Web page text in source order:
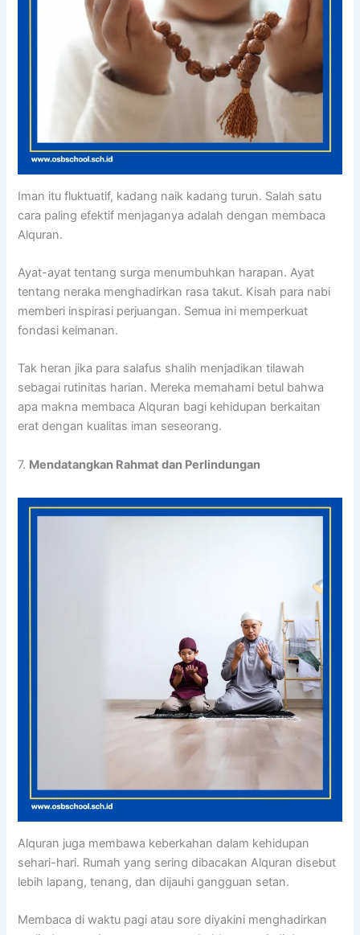
Iman itu fluktuatif, kadang naik kadang turun. Salah satu
cara paling efektif menjaganya adalah dengan membaca
Alquran.
Ayat-ayat tentang surga menumbuhkan harapan. Ayat
tentang neraka menghadirkan rasa takut. Kisah para nabi
memberi inspirasi perjuangan. Semua ini memperkuat
fondasi keimanan.
Tak heran jika para salafus shalih menjadikan tilawah
sebagai rutinitas harian. Mereka memahami betul bahwa
apa makna membaca Alquran bagi kehidupan berkaitan
erat dengan kualitas iman seseorang.
7. Mendatangkan Rahmat dan Perlindungan
Alquran juga membawa keberkahan dalam kehidupan
sehari-hari. Rumah yang sering dibacakan Alquran disebut
lebih lapang, tenang, dan dijauhi gangguan setan.
Membaca di waktu pagi atau sore diyakini menghadirkan